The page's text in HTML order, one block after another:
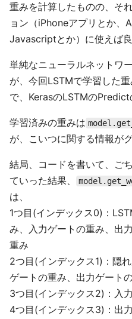
重みを計算したものの、そ
ョン（iPhoneアプリとか、
Javascriptとか）に使えば
単純なニューラルネットワ
が、今回LSTMで学習した
で、KerasのLSTMのPredict
学習済みの重みは
が、こいつに関する情報が
結局、コードを書いて、ご
ていった結果、
は、
1つ目(インデックス0)：
み、入力ゲートの重み、出
重み
2つ目(インデックス1)：隠
ゲートの重み、出力ゲート
3つ目(インデックス2)：入
4つ目(インデックス3)：出